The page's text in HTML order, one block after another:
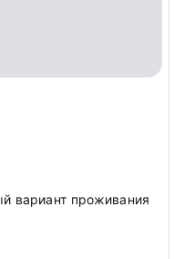
вариант проживания